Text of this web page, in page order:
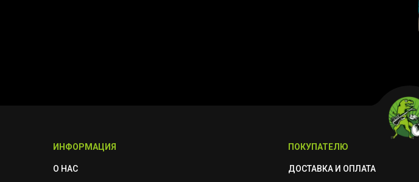
ИНФОРМАЦИЯ
О НАС
ПОКУПАТЕЛЮ
ДОСТАВКА И ОПЛАТА